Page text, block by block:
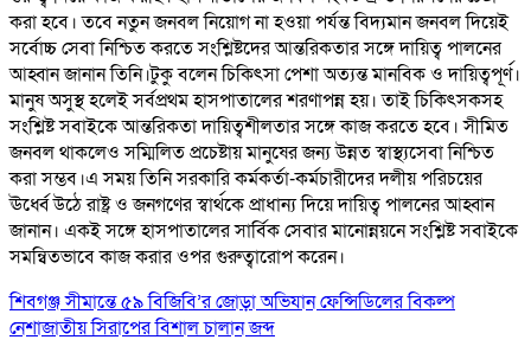
করা হবে। তবে নতুন জনবল নিয়োগ না হওয়া পর্যন্ত বিদ্যমান জনবল দিয়েই
সর্বোচ্চ সেবা নিশ্চিত করতে সংশ্লিষ্টদের আন্তরিকতার সঙ্গে দায়িত্ব পালনের
আহ্বান জানান তিনি।টুকু বলেন চিকিৎসা পেশা অত্যন্ত মানবিক ও দায়িত্বপূর্ণ।
মানুষ অসুস্থ হলেই সর্বপ্রথম হাসপাতালের শরণাপন্ন হয়। তাই চিকিৎসকসহ
সংশ্লিষ্ট সবাইকে আন্তরিকতা দায়িত্বশীলতার সঙ্গে কাজ করতে হবে। সীমিত
জনবল থাকলেও সম্মিলিত প্রচেষ্টায় মানুষের জন্য উন্নত স্বাস্থ্যসেবা নিশ্চিত
করা সম্ভব।এ সময় তিনি সরকারি কর্মকর্তা-কর্মচারীদের দলীয় পরিচয়ের
ঊর্ধ্বে উঠে রাষ্ট্র ও জনগণের স্বার্থকে প্রাধান্য দিয়ে দায়িত্ব পালনের আহ্বান
জানান। একই সঙ্গে হাসপাতালের সার্বিক সেবার মানোন্নয়নে সংশ্লিষ্ট সবাইকে
সমন্বিতভাবে কাজ করার ওপর গুরুত্বারোপ করেন।
শিবগঞ্জ সীমান্তে ৫৯ বিজিবি’র জোড়া অভিযান ফেন্সিডিলের বিকল্প
নেশাজাতীয় সিরাপের বিশাল চালান জব্দ